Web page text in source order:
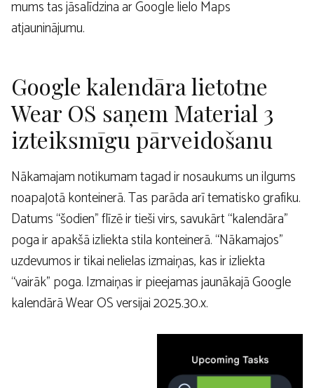
mums tas jāsalīdzina ar Google lielo Maps
atjauninājumu.
Google kalendāra lietotne
Wear OS saņem Material 3
izteiksmīgu pārveidošanu
Nākamajam notikumam tagad ir nosaukums un ilgums
noapaļotā konteinerā. Tas parāda arī tematisko grafiku.
Datums “šodien” flīzē ir tieši virs, savukārt “kalendāra”
poga ir apakšā izliekta stila konteinerā. “Nākamajos”
uzdevumos ir tikai nelielas izmaiņas, kas ir izliekta
“vairāk” poga. Izmaiņas ir pieejamas jaunākajā Google
kalendārā Wear OS versijai 2025.30.x.